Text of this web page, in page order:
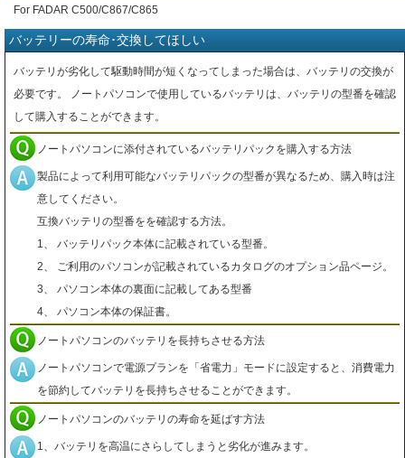
For FADAR C500/C867/C865
バッテリーの寿命･交換してほしい
バッテリが劣化して駆動時間が短くなってしまった場合は、バッテリの交換が
必要です。 ノートパソコンで使用しているバッテリは、バッテリの型番を確認
して購入することができます。
ノートパソコンに添付されているバッテリパックを購入する方法
製品によって利用可能なバッテリパックの型番が異なるため、購入時は注
意してください。
互換バッテリの型番をを確認する方法。
1、 バッテリパック本体に記載されている型番。
2、 ご利用のパソコンが記載されているカタログのオプション品ページ。
3、 パソコン本体の裏面に記載してある型番
4、 パソコン本体の保証書。
ノートパソコンのバッテリを長持ちさせる方法
ノートパソコンで電源プランを「省電力」モードに設定すると、消費電力
を節約してバッテリを長持ちさせることができます。
ノートパソコンのバッテリの寿命を延ばす方法
1、バッテリを高温にさらしてしまうと劣化が進みます。